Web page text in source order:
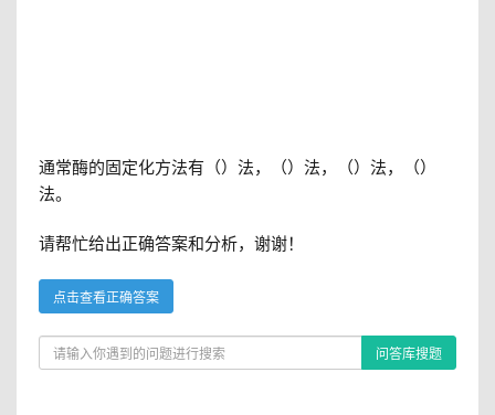
通常酶的固定化方法有（）法，（）法，（）法，（）
法。
请帮忙给出正确答案和分析，谢谢！
点击查看正确答案
问答库搜题